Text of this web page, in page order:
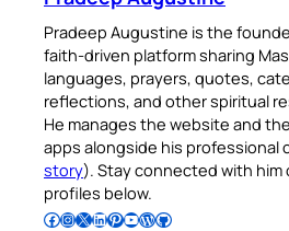
Pradeep Augustine is the
faith-driven platform sharing
languages, prayers, quotes,
reflections, and other spiritual
He manages the website and
apps alongside his professional
story). Stay connected with him
profiles below.
Follow Pradeep on Facebook Follow Pradeep on InstagramFollow Pradeep on X Follow Pradeep on LinkedIn Follow Pradeep on Pinterest Subscribe to Pradeep’s Youtube Channel Follow Pradeep on WordPress Follow Pradeep on GitHub